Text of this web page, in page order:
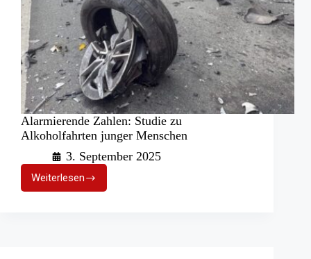
Alarmierende Zahlen: Studie zu
Alkoholfahrten junger Menschen
3. September 2025
WeiterlesenAlarmierende
Zahlen: